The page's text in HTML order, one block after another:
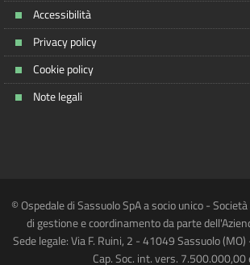
Accessibilità
Privacy policy
Cookie policy
Note legali
© Ospedale di Sassuolo SpA a socio unico -
di gestione e coordinamento da parte
Sede legale: Via F. Ruini, 2 - 41049 Sassuolo
Cap. Soc. int. vers. 7.500.000,00